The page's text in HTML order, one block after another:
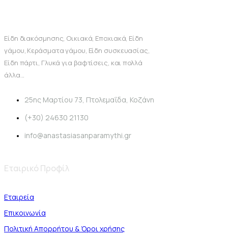
Είδη διακόσμησης, Οικιακά, Εποχιακά, Είδη
γάμου, Κεράσματα γάμου, Είδη συσκευασίας,
Είδη πάρτι, Γλυκά για βαφτίσεις, και πολλά
άλλα...
25ης Μαρτίου 73, Πτολεμαΐδα, Κοζάνη
(+30) 24630 21130
info@anastasiasanparamythi.gr
Εταιρικό Προφίλ
Εταιρεία
Επικοινωνία
Πολιτική Απορρήτου & Όροι χρήσης